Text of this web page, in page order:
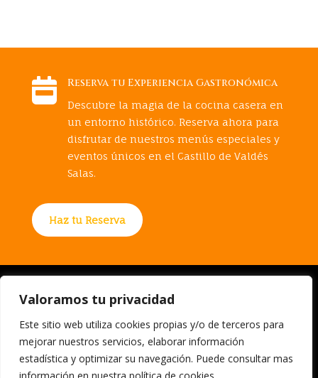
Valoramos tu privacidad
Este sitio web utiliza cookies propias y/o de terceros para
mejorar nuestros servicios, elaborar información
estadística y optimizar su navegación. Puede consultar mas
 Reserva tu Experiencia Gastronómica
Descubre la magia de la cocina casera en
un entorno histórico. Reserva ahora para
disfrutar de nuestros menús especiales y
eventos únicos en el Castillo de Valdés
Salas.
Haz tu Reserva
Aviso legal
Política de privaciad
Política de cookies